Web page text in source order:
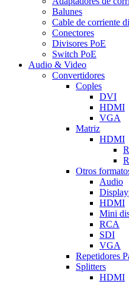
Balunes
Cable de corriente
Conectores
Divisores PoE
Switch PoE
Audio & Video
Convertidores
Coples
DVI
HDMI
VGA
Matriz
HDMI
Otros
Audio
HDMI
Mini
RCA
SDI
VGA
Repetidores
Splitters
HDMI